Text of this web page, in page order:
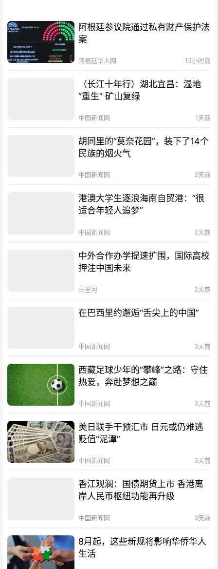
阿根廷参议院通过私有财产保护法
案
阿根廷华人网 13小时前
（长江十年行）湖北宜昌：湿地
“重生” 矿山复绿
中国新闻网 1天前
胡同里的“莫奈花园”，装下了14个
民族的烟火气
中国新闻网 2天前
港澳大学生逐浪海南自贸港：“很
适合年轻人追梦”
中国新闻网 2天前
中外合作办学提速扩围，国际高校
押注中国未来
三里河 2天前
在巴西里约邂逅“舌尖上的中国”
中国新闻网 3天前
西藏足球少年的“攀峰”之路：守住
热爱，奔赴梦想之巅
中国新闻网 3天前
美日联手干预汇市 日元或仍难逃
贬值“泥潭”
中国新闻网 3天前
香江观澜：国债期货上市 香港离
岸人民币枢纽功能再升级
中国新闻网 3天前
8月起，这些新规将影响华侨华人
生活